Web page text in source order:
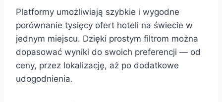
Platformy umożliwiają szybkie i wygodne
porównanie tysięcy ofert hoteli na świecie w
jednym miejscu. Dzięki prostym filtrom można
dopasować wyniki do swoich preferencji — od
ceny, przez lokalizację, aż po dodatkowe
udogodnienia.